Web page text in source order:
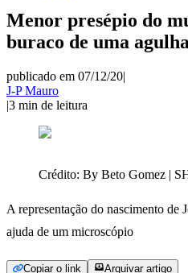
Menor presépio do
buraco de uma agulha
publicado em 07/12/20|
J-P Mauro
|3 min de leitura
Crédito: By Beto Gomez |
A representação do nascimento de
ajuda de um microscópio
Copiar o link Arquivar artigo